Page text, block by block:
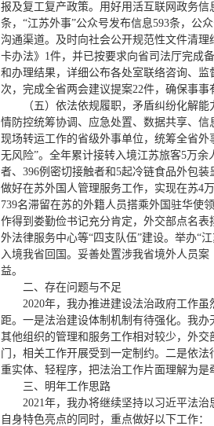
报及复工复产政策。用好用活互联网政务
条，“江苏外事”公众号发布信息593条，公
沟通渠道。及时向社会公开规范性文件清
卡办法》1件，并已按要求向省司法厅完成
和办理结果，详细公布各处室联络咨询、监
次，完成全省两会建议提案22件，确保事事
（五）依法依规履职，矛盾纠纷化解
情防控统筹协调、应急处置、数据共享、
现场转运工作的省级外事单位，统筹全省外
无风险”。全年累计接转入境江苏旅客5万
者、396例密切接触者和5起冷链食品外包
做好在苏外国人管理服务工作，实现在苏4
739名滞留在苏的外籍人员搭乘外国驻华使
作得到娄勤俭书记充分肯定，外交部点名
外法律服务中心等“四支队伍”建设。举办“
入境我省回国。妥善处置涉我省境外人员
益。
二、存在问题与不足
2020年，我办推进建设法治政府工作
距。一是法治建设体制机制有待强化。我
其他组织的管理和服务工作相对较少，外
门，相关工作开展受到一定制约。二是依
重实体、轻程序，把法治工作片面理解为
三、明年工作思路
2021年，我办将继续坚持以习近平法
自身特色亮点的同时，重点做好以下工作：